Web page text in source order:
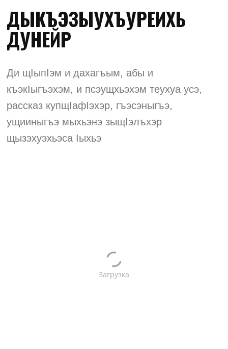
ДЫКЪЭЗЫУХЪУРЕИХЬ
ДУНЕЙР
Ди щIыпIэм и дахагъым, абы и
къэкIыгъэхэм, и псэущхьэхэм теухуа усэ,
рассказ купщIафIэхэр, гъэсэныгъэ,
ущииныгъэ мыхьэнэ зыщIэлъхэр
щызэхуэхьэса Iыхьэ
Загрузка